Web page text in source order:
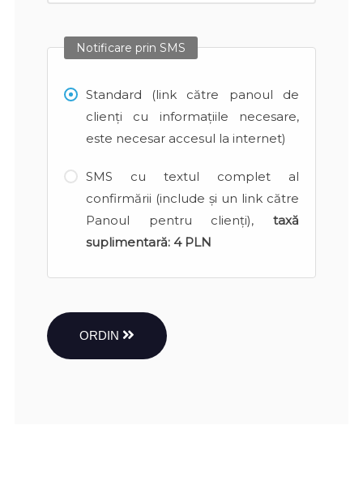
Notificare prin SMS
Standard (link către panoul de
clienți cu informațiile necesare,
este necesar accesul la internet)
SMS cu textul complet al
confirmării (include și un link către
Panoul pentru clienți), taxă
suplimentară: 4 PLN
ORDIN